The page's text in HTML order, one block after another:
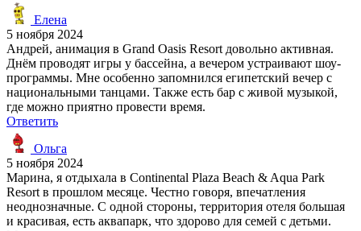
Елена
5 ноября 2024
Андрей, анимация в Grand Oasis Resort довольно активная.
Днём проводят игры у бассейна, а вечером устраивают шоу-
программы. Мне особенно запомнился египетский вечер с
национальными танцами. Также есть бар с живой музыкой,
где можно приятно провести время.
Ответить
Ольга
5 ноября 2024
Марина, я отдыхала в Continental Plaza Beach & Aqua Park
Resort в прошлом месяце. Честно говоря, впечатления
неоднозначные. С одной стороны, территория отеля большая
и красивая, есть аквапарк, что здорово для семей с детьми.